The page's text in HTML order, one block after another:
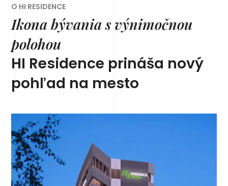
O HI RESIDENCE
Ikona bývania s výnimočnou
polohou
HI Residence prináša nový
pohľad na mesto